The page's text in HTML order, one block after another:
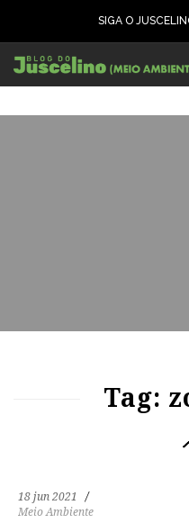
SIGA O
Tag:
18 jun 2021
Meio Ambiente